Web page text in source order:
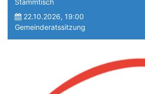
22.10.2026, 19:00
Gemeinderatssitzung